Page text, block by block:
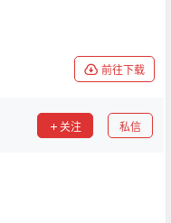
前往下载
关注 私信